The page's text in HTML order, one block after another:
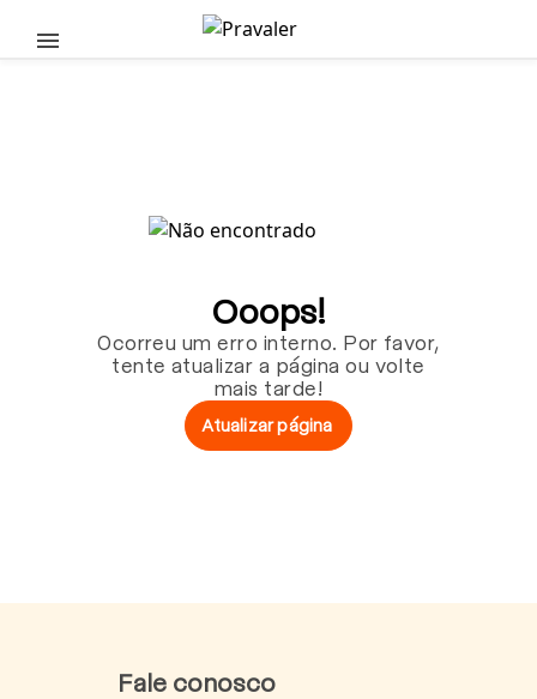
Pular para o conteúdo principal
Ooops!
Ocorreu um erro interno. Por favor,
tente atualizar a página ou volte
mais tarde!
Atualizar página
Fale conosco